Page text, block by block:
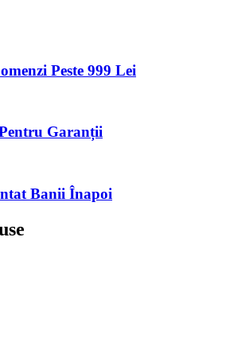
Peste 999 Lei
Garanții
Banii Înapoi